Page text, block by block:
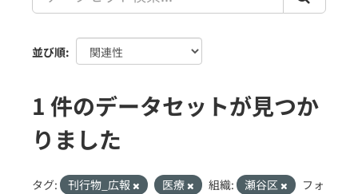
並び順
1 件のデータセットが見つか
りました
タグ: 刊行物_広報 医療 組織: 瀬谷区
フォ